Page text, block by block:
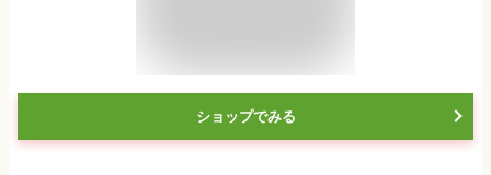
ショップでみる